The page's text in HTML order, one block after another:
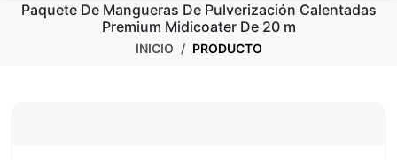
Paquete De Mangueras De Pulverización Calentadas
Premium Midicoater De 20 m
INICIO PRODUCTO